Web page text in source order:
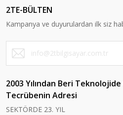
2TE-BÜLTEN
Kampanya ve duyurulardan ilk siz
2003 Yılından Beri
Tecrübenin Adresi
SEKTÖRDE 23. YIL